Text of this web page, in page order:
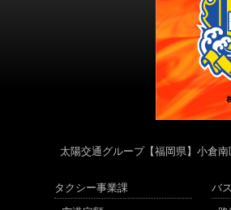
太陽交通グループ【福岡県】小倉
タクシー事業課 バ